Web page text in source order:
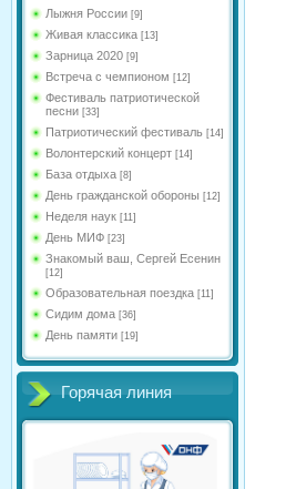
Лыжня России [9]
Живая классика [13]
Зарница 2020 [9]
Встреча с чемпионом [12]
Фестиваль патриотической
песни [33]
Патриотический фестиваль [14]
Волонтерский концерт [14]
База отдыха [8]
День гражданской обороны [12]
Неделя наук [11]
День МИФ [23]
Знакомый ваш, Сергей Есенин
[12]
Образовательная поездка [11]
Сидим дома [36]
День памяти [19]
Горячая линия